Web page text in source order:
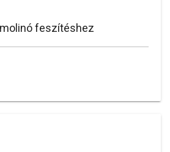
feszítéshez